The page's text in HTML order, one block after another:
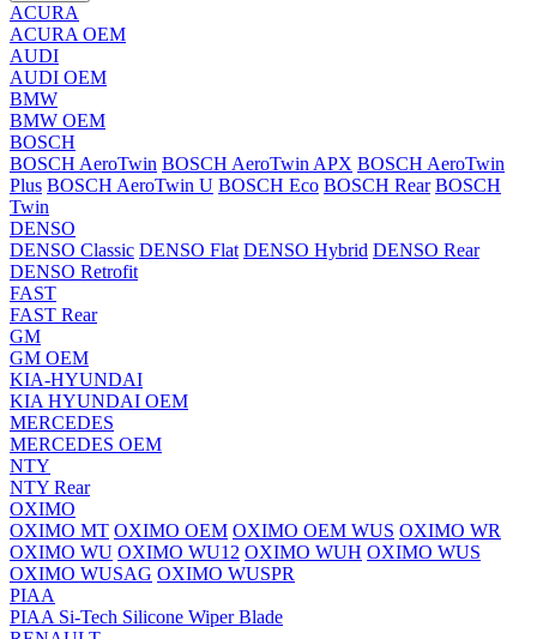
ACURA
ACURA OEM
AUDI
AUDI OEM
BMW
BMW OEM
BOSCH
BOSCH AeroTwin BOSCH AeroTwin APX BOSCH AeroTwin
Plus BOSCH AeroTwin U BOSCH Eco BOSCH Rear BOSCH
Twin
DENSO
DENSO Classic DENSO Flat DENSO Hybrid DENSO Rear
DENSO Retrofit
FAST
FAST Rear
GM
GM OEM
KIA-HYUNDAI
KIA HYUNDAI OEM
MERCEDES
MERCEDES OEM
NTY
NTY Rear
OXIMO
OXIMO MT OXIMO OEM OXIMO OEM WUS OXIMO WR
OXIMO WU OXIMO WU12 OXIMO WUH OXIMO WUS
OXIMO WUSAG OXIMO WUSPR
PIAA
PIAA Si-Tech Silicone Wiper Blade